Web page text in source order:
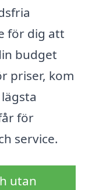
för dig att
budget
priser, kom
för
service.
utan